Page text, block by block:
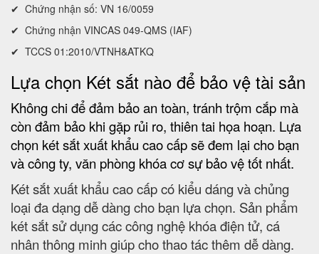
✔ Chứng nhận số: VN 16/0059
✔ Chứng nhận VINCAS 049-QMS (IAF)
✔ TCCS 01:2010/VTNH&ATKQ
Lựa chọn Két sắt nào để bảo vệ tài sản
Không chi để đảm bảo an toàn, tránh trộm cắp mà
còn đảm bảo khi gặp rủi ro, thiên tai họa hoạn. Lựa
chọn két sắt xuất khẩu cao cấp sẽ đem lại cho bạn
và công ty, văn phòng khóa cơ sự bảo vệ tốt nhất.
Két sắt xuất khẩu cao cấp có kiểu dáng và chủng
loại đa dạng dễ dàng cho bạn lựa chọn. Sản phẩm
két sắt sử dụng các công nghệ khóa điện tử, cá
nhân thông minh giúp cho thao tác thêm dễ dàng.